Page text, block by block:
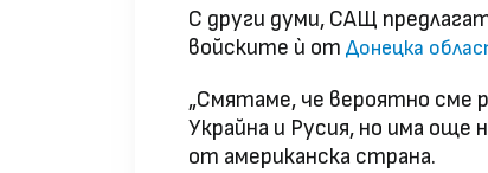
С други думи, САЩ
войските ѝ от Донецка
„Смятаме, че вероятно сме
Украйна и Русия, но има още
от американска страна.